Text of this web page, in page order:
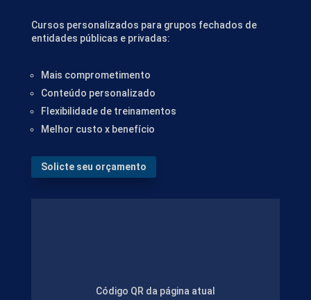
Cursos personalizados para grupos fechados de
entidades públicas e privadas:
Mais comprometimento
Conteúdo personalizado
Flexibilidade de treinamentos
Melhor custo x benefício
Solicte seu orçamento
Código QR da página atual